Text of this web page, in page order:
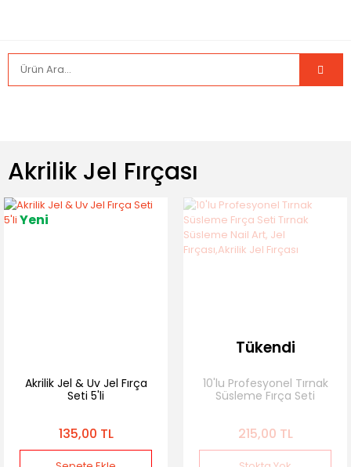
Akrilik Jel Fırçası
Yeni
Akrilik Jel & Uv Jel Fırça
Seti 5'li
135,00 TL
Tükendi
10'lu Profesyonel Tırnak
Süsleme Fırça Seti
Fırçası
215,00 TL